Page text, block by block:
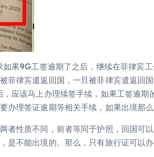
果9G工签逾期了之后，继续在菲律宾
菲律宾遣返回国，一旦被菲律宾遣返回
应该马上办理续签手续，如果工签逾期
办理签证逾期等相关手续，如果出境那
者性质不同，前者等同于护照，回国可
是不能出境的。那么，只有旅行证可以